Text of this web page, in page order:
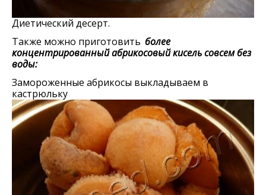
Диетический десерт.
Также можно приготовить более
концентрированный абрикосовый кисель совсем без
воды:
Замороженные абрикосы выкладываем в
кастрюльку